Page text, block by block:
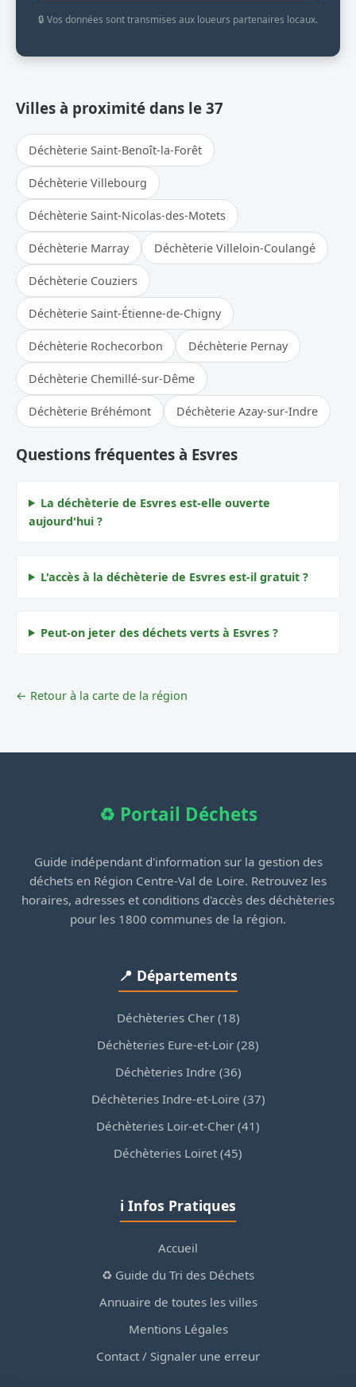
🔒 Vos données sont transmises aux loueurs partenaires locaux.
Villes à proximité dans le 37
Déchèterie Saint-Benoît-la-Forêt
Déchèterie Villebourg
Déchèterie Saint-Nicolas-des-Motets
Déchèterie Marray Déchèterie Villeloin-Coulangé
Déchèterie Couziers
Déchèterie Saint-Étienne-de-Chigny
Déchèterie Rochecorbon Déchèterie Pernay
Déchèterie Chemillé-sur-Dême
Déchèterie Bréhémont Déchèterie Azay-sur-Indre
Questions fréquentes à Esvres
La déchèterie de Esvres est-elle ouverte
aujourd'hui ?
L'accès à la déchèterie de Esvres est-il gratuit ?
Peut-on jeter des déchets verts à Esvres ?
← Retour à la carte de la région
♻️ Portail Déchets
Guide indépendant d'information sur la gestion des
déchets en Région Centre-Val de Loire. Retrouvez les
horaires, adresses et conditions d'accès des déchèteries
pour les 1800 communes de la région.
📍 Départements
Déchèteries Cher (18)
Déchèteries Eure-et-Loir (28)
Déchèteries Indre (36)
Déchèteries Indre-et-Loire (37)
Déchèteries Loir-et-Cher (41)
Déchèteries Loiret (45)
ℹ️ Infos Pratiques
Accueil
♻️ Guide du Tri des Déchets
Annuaire de toutes les villes
Mentions Légales
Contact / Signaler une erreur